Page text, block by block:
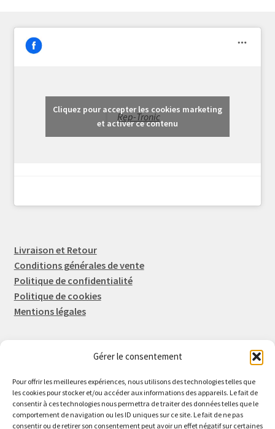
Gérer le consentement
Pour offrir les meilleures expériences, nous utilisons des technologies telles que
les cookies pour stocker et/ou accéder aux informations des appareils. Le fait de
consentir à ces technologies nous permettra de traiter des données telles que le
comportement de navigation ou les ID uniques sur ce site. Le fait de ne pas
consentir ou de retirer son consentement peut avoir un effet négatif sur certaines
Rep-Tronic
Cliquez pour accepter les cookies marketing
et activer ce contenu
Livraison et Retour
Conditions générales de vente
Politique de confidentialité
Politique de cookies
Mentions légales
Eric FORTIER EI
16 Rue de l'Espérance
14600 Honfleur
02 61 82 01 89